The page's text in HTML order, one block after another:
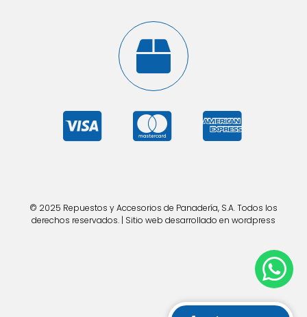
© 2025 Repuestos y Accesorios de Panadería, S.A. Todos los
derechos reservados. | Sitio web desarrollado en wordpress